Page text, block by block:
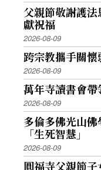
父親節敬謝護
獻祝福
2026-08-09
跨宗教攜手關
2026-08-09
萬年寺讀書會
2026-08-09
多倫多佛光山
「生死智慧」
2026-08-09
圓福寺父親節